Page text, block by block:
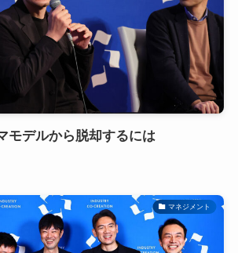
モデルから脱却するには
マネジメント